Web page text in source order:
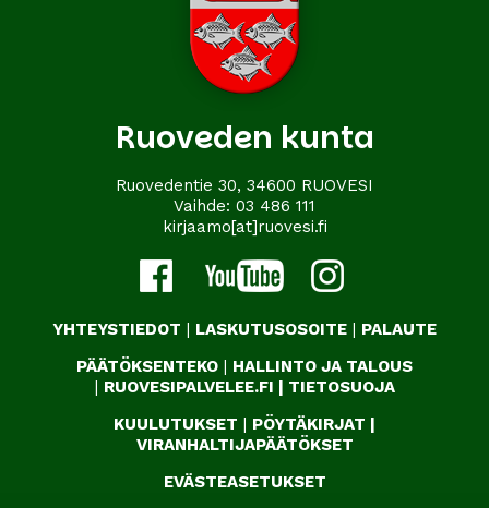
Ruoveden kunta
Ruovedentie 30, 34600 RUOVESI
Vaihde: 03 486 111
kirjaamo[at]ruovesi.fi
YHTEYSTIEDOT | LASKUTUSOSOITE | PALAUTE
PÄÄTÖKSENTEKO | HALLINTO JA TALOUS
| RUOVESIPALVELEE.FI | TIETOSUOJA
KUULUTUKSET | PÖYTÄKIRJAT |
VIRANHALTIJAPÄÄTÖKSET
EVÄSTEASETUKSET